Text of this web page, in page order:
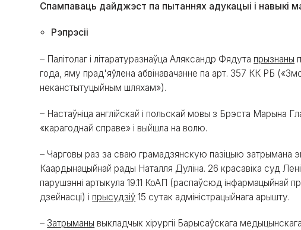
Спампаваць дайджэст па пытаннях адукацыі і навыкі
Рэпрэсіі
– Палітолаг і літаратуразнаўца Аляксандр Фядутапрызнаны
года, яму прад'яўлена абвінавачанне па арт. 357 КК РБ
неканстытуцыйным шляхам»).
– Настаўніца англійскай і польскай мовы з Брэста Марына
«карагоднай справе» і выйшла на волю.
– Чарговы раз за сваю грамадзянскую пазіцыю
Каардынацыйнай рады Наталля Дуліна. 26 красавіка суд
парушэнні артыкула 19.11 КоАП (распаўсюд інфармацыйнай
дзейнасці) іпрысудзіў 15 сутак адміністрацыйнага арышту.
– Затрыманы выкладчык хірургіі Барысаўскага